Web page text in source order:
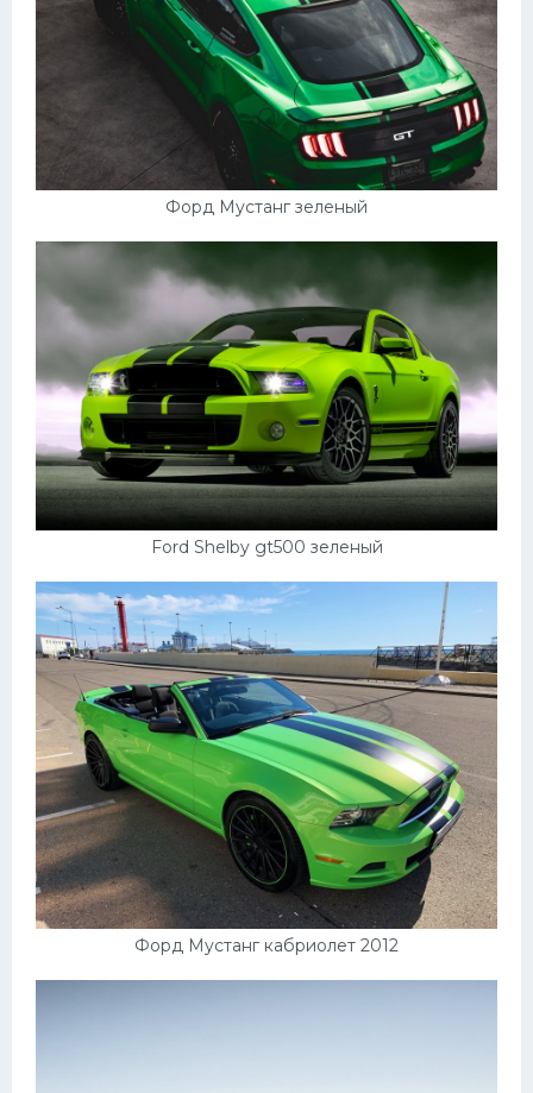
Форд Мустанг зеленый
Ford Shelby gt500 зеленый
Форд Мустанг кабриолет 2012